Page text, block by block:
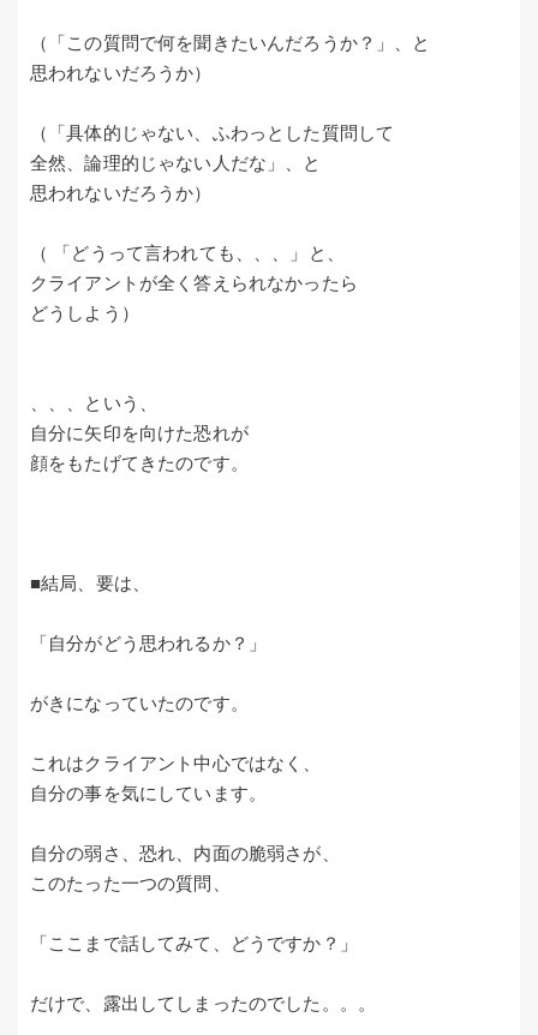
（「この質問で何を聞きたいんだろうか？」、と
思われないだろうか）
（「具体的じゃない、ふわっとした質問して
全然、論理的じゃない人だな」、と
思われないだろうか）
（ 「どうって言われても、、、」と、
クライアントが全く答えられなかったら
どうしよう）
、、、という、
自分に矢印を向けた恐れが
顔をもたげてきたのです。
■結局、要は、
「自分がどう思われるか？」
がきになっていたのです。
これはクライアント中心ではなく、
自分の事を気にしています。
自分の弱さ、恐れ、内面の脆弱さが、
このたった一つの質問、
「ここまで話してみて、どうですか？」
だけで、露出してしまったのでした。。。